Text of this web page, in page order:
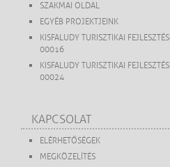
SZAKMAI OLDAL
EGYÉB PROJEKTJEINK
KISFALUDY TURISZTIKAI
00016
KISFALUDY TURISZTIKAI
00024
KAPCSOLAT
ELÉRHETŐSÉGEK
MEGKÖZELÍTÉS